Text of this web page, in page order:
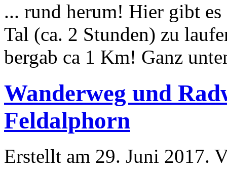
... rund herum! Hier gibt
Tal (ca. 2 Stunden) zu
bergab ca 1 Km! Ganz
Wanderweg und
Feldalphorn
Erstellt am 29. Juni 2017.